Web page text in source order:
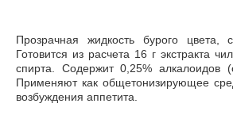
Прозрачная жидкость бурого цвета,
Готовится из расчета 16 г экстракта
спирта. Содержит 0,25% алкалоидов
Применяют как общетонизирующее
возбуждения аппетита.